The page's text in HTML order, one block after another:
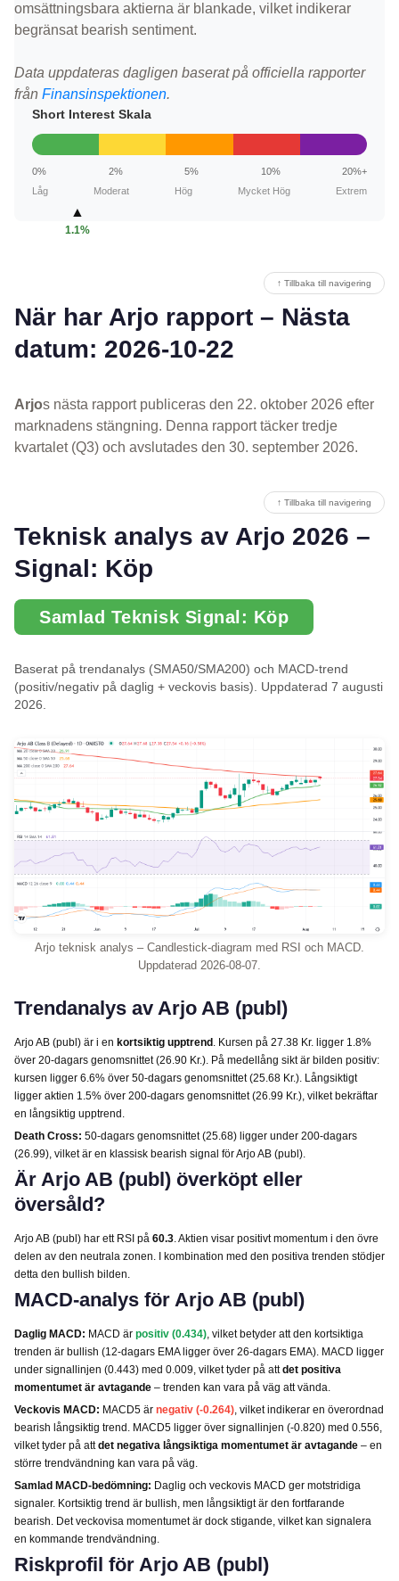
omsättningsbara aktierna är blankade, vilket indikerar
begränsat bearish sentiment.
Data uppdateras dagligen baserat på officiella rapporter
från Finansinspektionen.
Short Interest Skala
0% 2% 5% 10%
20%+
Låg
Moderat Hög Mycket Hög Extrem
▲
1.1%
↑ Tillbaka till navigering
När har Arjo rapport – Nästa
datum: 2026-10-22
Arjos nästa rapport publiceras den 22. oktober 2026 efter
marknadens stängning. Denna rapport täcker tredje
kvartalet (Q3) och avslutades den 30. september 2026.
↑ Tillbaka till navigering
Teknisk analys av Arjo 2026 –
Signal: Köp
Samlad Teknisk Signal: Köp
Baserat på trendanalys (SMA50/SMA200) och MACD-trend
(positiv/negativ på daglig + veckovis basis). Uppdaterad 7 augusti
2026.
Arjo teknisk analys – Candlestick-diagram med RSI och MACD.
Uppdaterad 2026-08-07.
Trendanalys av Arjo AB (publ)
Arjo AB (publ) är i en kortsiktig upptrend . Kursen på 27.38 Kr. ligger 1.8%
över 20-dagars genomsnittet (26.90 Kr.). På medellång sikt är bilden positiv:
kursen ligger 6.6% över 50-dagars genomsnittet (25.68 Kr.). Långsiktigt
ligger aktien 1.5% över 200-dagars genomsnittet (26.99 Kr.), vilket bekräftar
en långsiktig upptrend.
Death Cross: 50-dagars genomsnittet (25.68) ligger under 200-dagars
(26.99), vilket är en klassisk bearish signal för Arjo AB (publ).
Är Arjo AB (publ) överköpt eller
översåld?
Arjo AB (publ) har ett RSI på 60.3 . Aktien visar positivt momentum i den övre
delen av den neutrala zonen. I kombination med den positiva trenden stödjer
detta den bullish bilden.
MACD-analys för Arjo AB (publ)
Daglig MACD: MACD är positiv (0.434) , vilket betyder att den kortsiktiga
trenden är bullish (12-dagars EMA ligger över 26-dagars EMA). MACD ligger
under signallinjen (0.443) med 0.009, vilket tyder på attdet positiva
momentumet är avtagande – trenden kan vara på väg att vända.
Veckovis MACD: MACD5 är negativ (-0.264) , vilket indikerar en överordnad
bearish långsiktig trend. MACD5 ligger över signallinjen (-0.820) med 0.556,
vilket tyder på attdet negativa långsiktiga momentumet är avtagande – en
större trendvändning kan vara på väg.
Samlad MACD-bedömning: Daglig och veckovis MACD ger motstridiga
signaler. Kortsiktig trend är bullish, men långsiktigt är den fortfarande
bearish. Det veckovisa momentumet är dock stigande, vilket kan signalera
en kommande trendvändning.
Riskprofil för Arjo AB (publ)